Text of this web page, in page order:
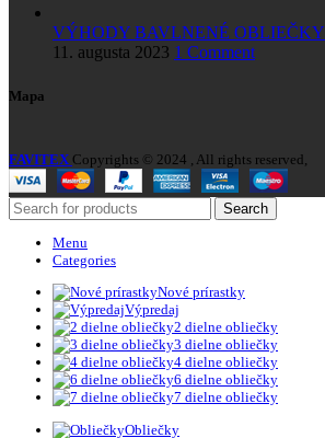
VÝHODY BAVLNENÉ OBLIEČKY
11. augusta 2023 1 Comment
Mapa
FAVITEX Copyrights © 2024 , All rights reserved,
Search
Menu
Categories
Nové prírastky
Výpredaj
2 dielne obliečky
3 dielne obliečky
4 dielne obliečky
6 dielne obliečky
7 dielne obliečky
Obliečky